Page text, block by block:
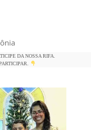
DA NOSSA RIFA.